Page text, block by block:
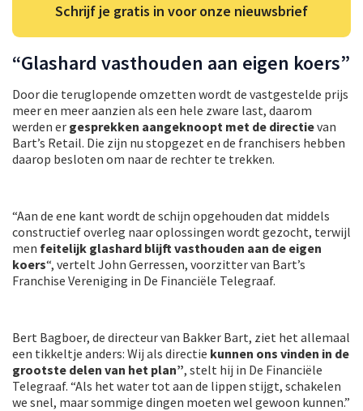
Schrijf je gratis in voor onze nieuwsbrief
“Glashard vasthouden aan eigen koers”
Door die teruglopende omzetten wordt de vastgestelde prijs
meer en meer aanzien als een hele zware last, daarom
werden er gesprekken aangeknoopt met de directievan
Bart’s Retail. Die zijn nu stopgezet en de franchisers hebben
daarop besloten om naar de rechter te trekken.
“Aan de ene kant wordt de schijn opgehouden dat middels
constructief overleg naar oplossingen wordt gezocht, terwijl
men feitelijk glashard blijft vasthouden aan de eigen
koers“, vertelt John Gerressen, voorzitter van Bart’s
Franchise Vereniging in De Financiële Telegraaf.
Bert Bagboer, de directeur van Bakker Bart, ziet het allemaal
een tikkeltje anders: Wij als directie kunnen ons vinden in de
grootste delen van het plan”, stelt hij in De Financiële
Telegraaf. “Als het water tot aan de lippen stijgt, schakelen
we snel, maar sommige dingen moeten wel gewoon kunnen.”